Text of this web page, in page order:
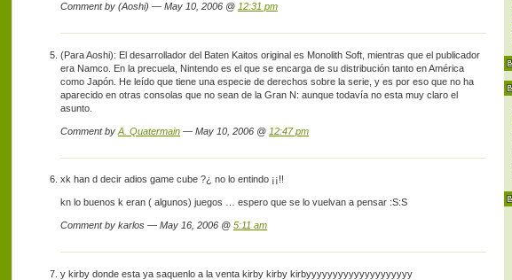
Comment by (Aoshi) — May 10, 2006 @ 12:31 pm
(Para Aoshi): El desarrollador del Baten Kaitos original es Monolith Soft, mientras que el publicador
era Namco. En la precuela, Nintendo es el que se encarga de su distribución tanto en América
como Japón. He leído que tiene una especie de derechos sobre la serie, y es por eso que no ha
aparecido en otras consolas que no sean de la Gran N: aunque todavía no esta muy claro el
asunto.
Comment by A. Quatermain — May 10, 2006 @ 12:47 pm
xk han d decir adios game cube ?¿ no lo entindo ¡¡!!
kn lo buenos k eran ( algunos) juegos … espero que se lo vuelvan a pensar :S:S
Comment by karlos — May 16, 2006 @ 5:11 am
y kirby donde esta ya saquenlo a la venta kirby kirby kirbyyyyyyyyyyyyyyyyyyyy